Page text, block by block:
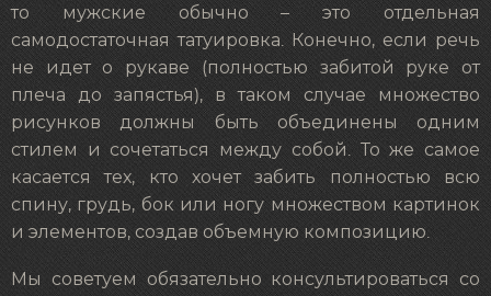
то мужские обычно – это отдельная
самодостаточная татуировка. Конечно, если речь
не идет о рукаве (полностью забитой руке от
плеча до запястья), в таком случае множество
рисунков должны быть объединены одним
стилем и сочетаться между собой. То же самое
касается тех, кто хочет забить полностью всю
спину, грудь, бок или ногу множеством картинок
и элементов, создав объемную композицию.
Мы советуем обязательно консультироваться со